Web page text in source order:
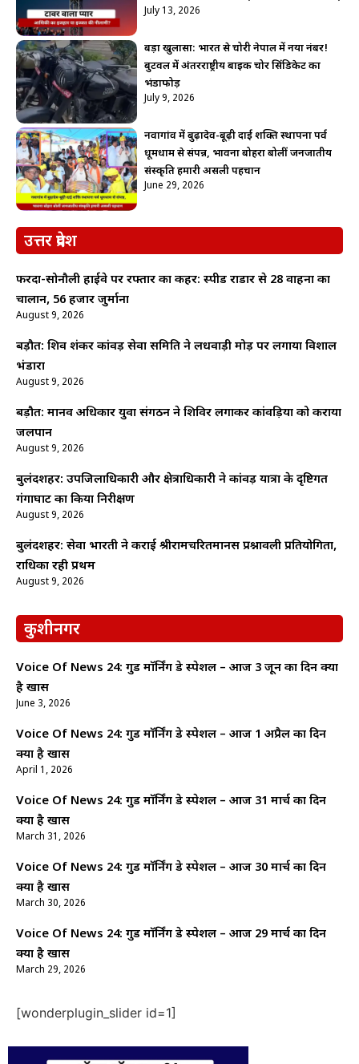
July 13, 2026
बड़ा खुलासा: भारत से चोरी नेपाल में नया नंबर!
बुटवल में अंतरराष्ट्रीय बाइक चोर सिंडिकेट का
भंडाफोड़
July 9, 2026
नवागांव में बुढ़ादेव-बूढ़ी दाई शक्ति स्थापना पर्व
धूमधाम से संपन्न, भावना बोहरा बोलीं जनजातीय
संस्कृति हमारी असली पहचान
June 29, 2026
उत्तर प्रदेश
फरेंदा-सोनौली हाईवे पर रफ्तार का कहर: स्पीड राडार से 28 वाहनों का
चालान, 56 हजार जुर्माना
August 9, 2026
बड़ौत: शिव शंकर कांवड़ सेवा समिति ने लधवाड़ी मोड़ पर लगाया विशाल
भंडारा
August 9, 2026
बड़ौत: मानव अधिकार युवा संगठन ने शिविर लगाकर कांवड़ियों को कराया
जलपान
August 9, 2026
बुलंदशहर: उपजिलाधिकारी और क्षेत्राधिकारी ने कांवड़ यात्रा के दृष्टिगत
गंगाघाट का किया निरीक्षण
August 9, 2026
बुलंदशहर: सेवा भारती ने कराई श्रीरामचरितमानस प्रश्नावली प्रतियोगिता,
राधिका रही प्रथम
August 9, 2026
कुशीनगर
Voice Of News 24: गुड माॅर्निंग डे स्पेशल – आज 3 जून का दिन क्यों
है खास
June 3, 2026
Voice Of News 24: गुड माॅर्निंग डे स्पेशल – आज 1 अप्रैल का दिन
क्यों है खास
April 1, 2026
Voice Of News 24: गुड माॅर्निंग डे स्पेशल – आज 31 मार्च का दिन
क्यों है खास
March 31, 2026
Voice Of News 24: गुड माॅर्निंग डे स्पेशल – आज 30 मार्च का दिन
क्यों है खास
March 30, 2026
Voice Of News 24: गुड माॅर्निंग डे स्पेशल – आज 29 मार्च का दिन
क्यों है खास
March 29, 2026
[wonderplugin_slider id=1]